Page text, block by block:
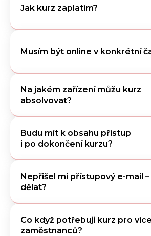
Jak kurz zaplatím?
Musím být online v konkrétní
Na jakém zařízení můžu kurz
absolvovat?
Budu mít k obsahu přístup
i po dokončení kurzu?
Nepřišel mi přístupový e-mail
dělat?
Co když potřebuji kurz pro více
zaměstnanců?